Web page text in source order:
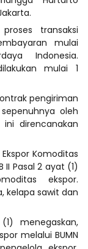
transaksi
mulai
Indonesia.
mulai 1
pengiriman
oleh
direncanakan
Komoditas
II Pasal 2 ayat (1)
ekspor.
kelapa sawit dan
menegaskan,
melalui BUMN